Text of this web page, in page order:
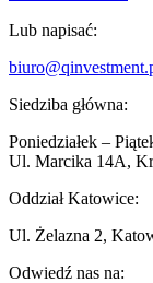
Lub napisać:
Siedziba główna:
Poniedziałek –
Ul. Marcika 14A,
Oddział Katowice:
Ul. Żelazna 2,
Odwiedź nas na: